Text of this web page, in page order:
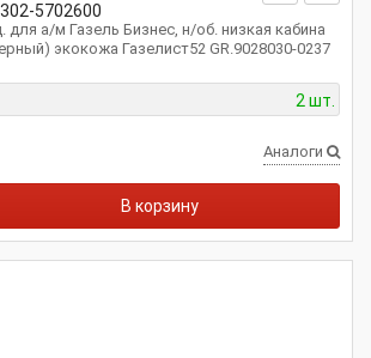
5702600
для а/м Газель Бизнес, н/об. низкая кабина
экокожа Газелист52 GR.9028030-0237
2 шт.
Аналоги
В корзину